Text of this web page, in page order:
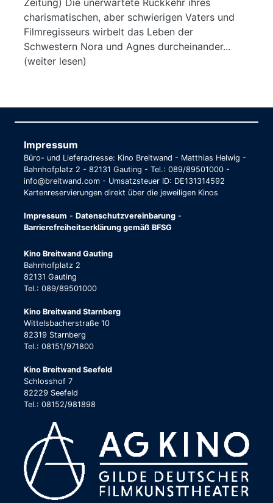
Zeitung) Die unerwartete Rückkehr ihres
charismatischen, aber schwierigen Vaters und
Filmregisseurs wirbelt das Leben der
Schwestern Nora und Agnes durcheinander...
(weiter lesen)
Impressum
Büro- und Lieferadresse: Kino Breitwand - Matthias Helwig -
Bahnhofplatz 2 - 82131 Gauting - Tel.: 089/89501000 -
info@breitwand.com - Umsatzsteuer ID: DE131314592
Kartenreservierungen direkt über die jeweiligen Kinos
Impressum - Datenschutzvereinbarung -
Barrierefreiheitserklärung gemäß BFSG
Kino Breitwand Gauting
Bahnhofplatz 2
82131 Gauting
Tel.: 089/89501000
Kino Breitwand Starnberg
Wittelsbacherstraße 10
82319 Starnberg
Tel.: 08151/971800
Kino Breitwand Seefeld
Schlosshof 7
82229 Seefeld
Tel.: 08152/981898